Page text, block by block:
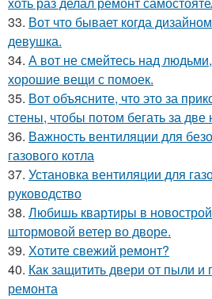
33. Вот что бывает когда
девушка.
34. А вот не смейтесь над
хорошие вещи с помоек.
35. Вот объясните, что это за
стены, чтобы потом бегать за две
36. Важность вентиляции для
газового котла
37. Установка вентиляции для
руководство
38. Любишь квартиры в
штормовой ветер во дворе.
39. Хотите свежий ремонт?
40. Как защитить двери от пыли и
ремонта